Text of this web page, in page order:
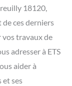
18120,
ces derniers
vos travaux de
adresser à ETS
aider à
ses